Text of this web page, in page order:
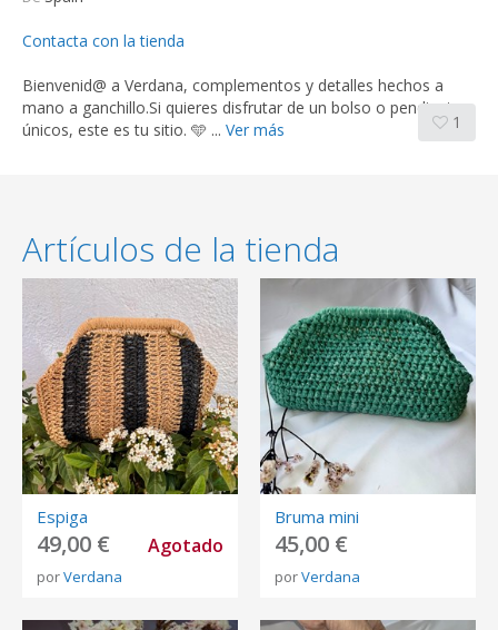
Contacta con la tienda
Bienvenid@ a Verdana, complementos y detalles hechos a
mano a ganchillo.Si quieres disfrutar de un bolso o pendientes
únicos, este es tu sitio. 🩵 ... Ver más 1
Artículos de la tienda
Espiga
49,00 € Agotado
porVerdana
Bruma mini
45,00 €
porVerdana